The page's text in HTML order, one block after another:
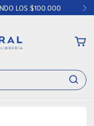
LOS $100.000